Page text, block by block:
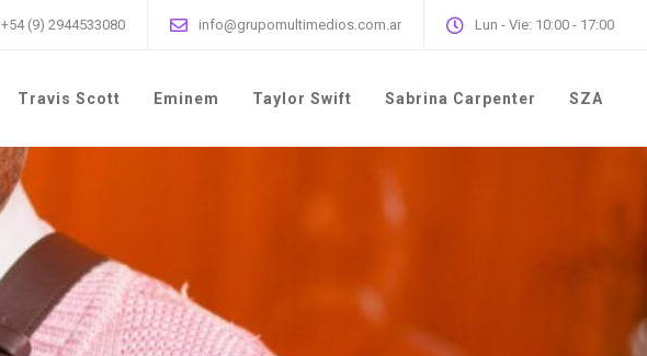
+54 (9) 2944533080 info@grupomultimedios.com.ar Lun - Vie: 10:00 - 17:00
Travis Scott Eminem Taylor Swift Sabrina Carpenter SZA